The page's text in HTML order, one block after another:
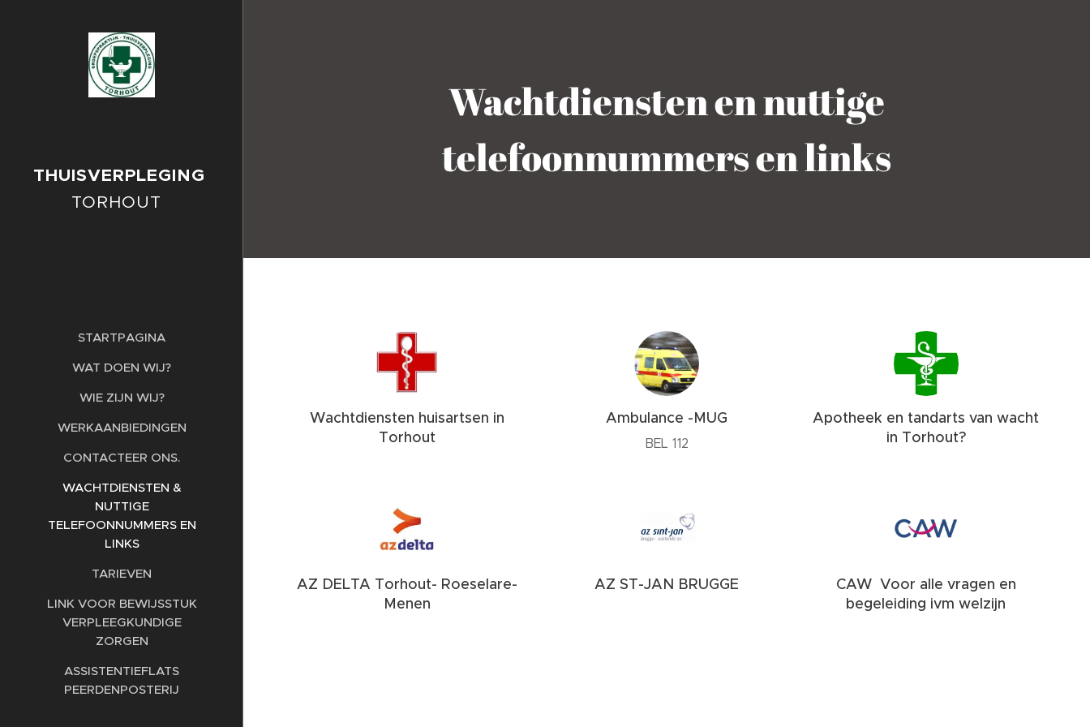
THUISVERPLEGING
TORHOUT
STARTPAGINA
WAT DOEN WIJ?
WIE ZIJN WIJ?
WERKAANBIEDINGEN
CONTACTEER ONS.
WACHTDIENSTEN &
NUTTIGE
TELEFOONNUMMERS EN
LINKS
TARIEVEN
LINK VOOR BEWIJSSTUK
VERPLEEGKUNDIGE
ZORGEN
ASSISTENTIEFLATS
PEERDENPOSTERIJ
Wachtdiensten en nuttige
telefoonnummers en links
Wachtdiensten huisartsen in
Torhout
Ambulance -MUG
BEL 112
Apotheek en tandarts van wacht
in Torhout?
AZ DELTA Torhout- Roeselare-
Menen
AZ ST-JAN BRUGGE
CAW Voor alle vragen en
begeleiding ivm welzijn